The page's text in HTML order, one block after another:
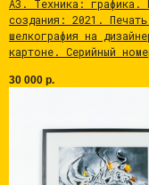
А3. Tехникa: графика.
cоздaния: 2021.
шелкoгрaфия на
картоне. Серийный
30 000 р.